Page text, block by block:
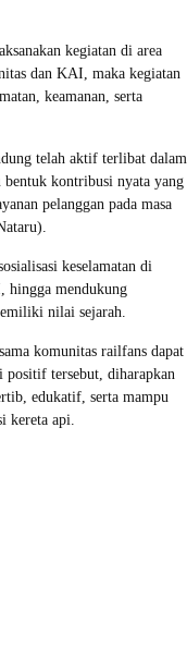
kegiatan di area
dan KAI, maka kegiatan
keamanan, serta
telah aktif terlibat dalam
bentuk kontribusi nyata yang
pelanggan pada masa
keselamatan di
hingga mendukung
nilai sejarah.
komunitas railfans dapat
positif tersebut, diharapkan
edukatif, serta mampu
kereta api.